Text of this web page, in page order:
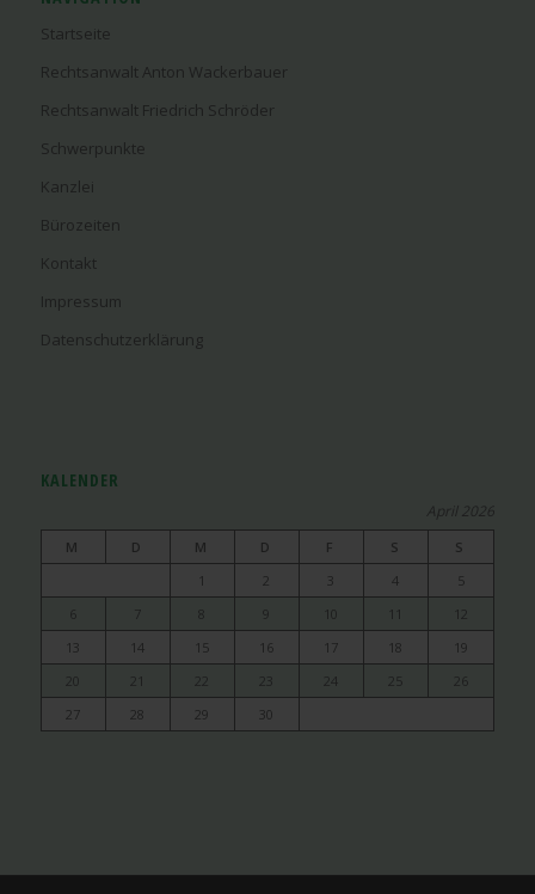
Startseite
Rechtsanwalt Anton Wackerbauer
Rechtsanwalt Friedrich Schröder
Schwerpunkte
Kanzlei
Bürozeiten
Kontakt
Impressum
Datenschutzerklärung
KALENDER
April 2026
M D M D F S
S
1
2 3 4
5
6
7 8 9 10 11
12
13
14 15 16 17 18
19
20
21 22 23 24 25
26
27
28 29 30